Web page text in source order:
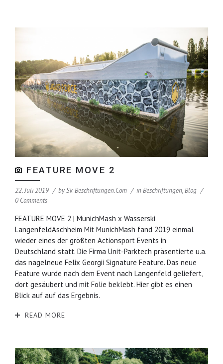
FEATURE MOVE 2
22. Juli 2019 bySk-Beschriftungen.com inBeschriftungen,Blog
0 Comments
FEATURE MOVE 2 | MunichMash x Wasserski
LangenfeldAschheim Mit MunichMash fand 2019 einmal
wieder eines der größten Actionsport Events in
Deutschland statt. Die Firma Unit-Parktech präsentierte u.a.
das nagelneue Felix Georgii Signature Feature. Das neue
Feature wurde nach dem Event nach Langenfeld geliefert,
dort gesäubert und mit Folie beklebt. Hier gibt es einen
Blick auf auf das Ergebnis.
READ MORE